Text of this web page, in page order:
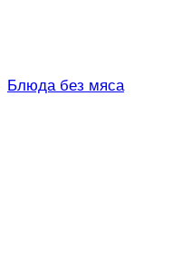
Блюда без мяса